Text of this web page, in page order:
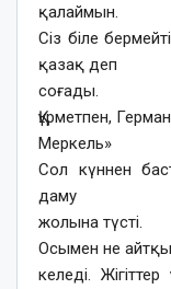
қалаймын.
Сіз біле
қазақ деп
соғады.
Құрметпен,
Меркель»
Сол күннен
даму
жолына түсті.
Осымен не айтқым
келеді.